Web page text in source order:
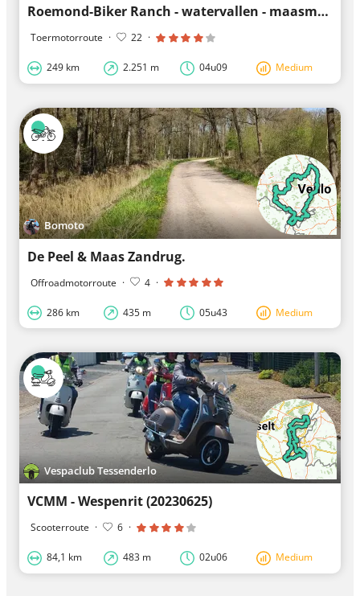
Roemond-Biker Ranch - watervallen - maasmechelen
Toermotorroute · 22 ·
249 km 2.251 m 04u09 Medium
Bomoto
De Peel & Maas Zandrug.
Offroadmotorroute · 4 ·
286 km 435 m 05u43 Medium
Vespaclub Tessenderlo
VCMM - Wespenrit (20230625)
Scooterroute · 6 ·
84,1 km 483 m 02u06 Medium